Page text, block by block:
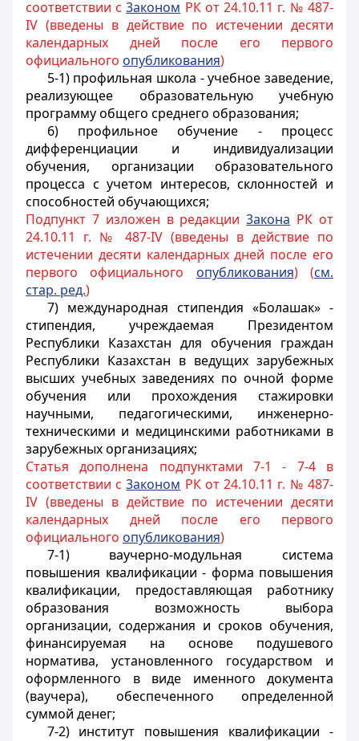
соответствии с3аконом РК от 24.10.11 г. № 487-
IV (введены в действие по истечении десяти
календарных дней после его первого
официального опубликования)
5-1) профильная школа - учебное заведение,
реализующее образовательную учебную
программу общего среднего образования;
6) профильное обучение - процесс
дифференциации и индивидуализации
обучения, организации образовательного
процесса с учетом интересов, склонностей и
способностей обучающихся;
Подпункт 7 изложен в редакции3акона РК от
24.10.11 г. № 487-IV (введены в действие по
истечении десяти календарных дней после его
первого официального опубликования) (см.
стар. ред.)
7) международная стипендия «Болашак» -
стипендия, учреждаемая Президентом
Республики Казахстан для обучения граждан
Республики Казахстан в ведущих зарубежных
высших учебных заведениях по очной форме
обучения или прохождения стажировки
научными, педагогическими, инженерно-
техническими и медицинскими работниками в
зарубежных организациях;
Статья дополнена подпунктами 7-1 - 7-4 в
соответствии с3аконом РК от 24.10.11 г. № 487-
IV (введены в действие по истечении десяти
календарных дней после его первого
официального опубликования)
7-1) ваучерно-модульная система
повышения квалификации - форма повышения
квалификации, предоставляющая работнику
образования возможность выбора
организации, содержания и сроков обучения,
финансируемая на основе подушевого
норматива, установленного государством и
оформленного в виде именного документа
(ваучера), обеспеченного определенной
суммой денег;
7-2) институт повышения квалификации -